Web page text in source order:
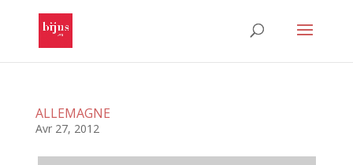
ALLEMAGNE
Avr 27, 2012